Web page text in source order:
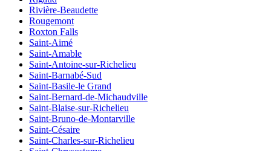
Rivière-Beaudette
Rougemont
Roxton Falls
Saint-Aimé
Saint-Amable
Saint-Antoine-sur-Richelieu
Saint-Barnabé-Sud
Saint-Basile-le Grand
Saint-Bernard-de-Michaudville
Saint-Blaise-sur-Richelieu
Saint-Bruno-de-Montarville
Saint-Césaire
Saint-Charles-sur-Richelieu